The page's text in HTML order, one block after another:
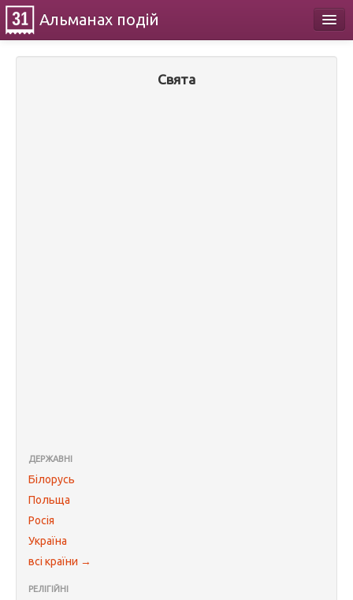
Альманах подій
Свята
ДЕРЖАВНІ
Білорусь
Польща
Росія
Україна
всі країни →
РЕЛІГІЙНІ